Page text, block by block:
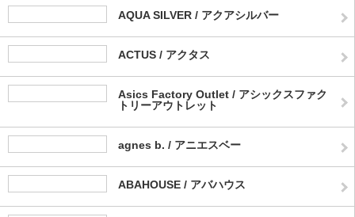
AQUA SILVER / アクアシルバー
ACTUS / アクタス
Asics Factory Outlet / アシックスファク
トリーアウトレット
agnes b. / アニエスベー
ABAHOUSE / アバハウス